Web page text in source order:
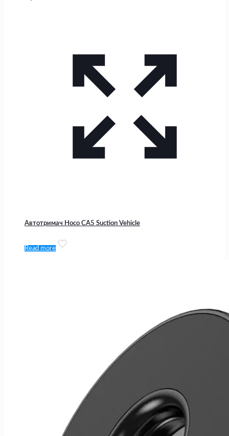
Автотримач Hoco CA5 Suction Vehicle
Read more